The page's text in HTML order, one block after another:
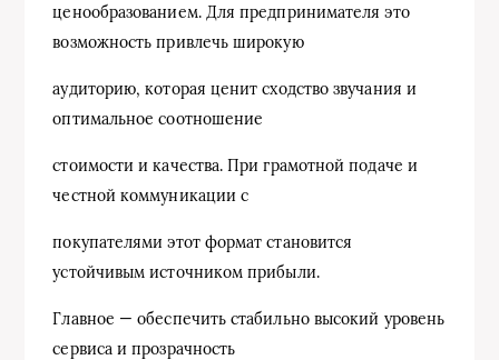
ценообразованием. Для предпринимателя это
возможность привлечь широкую
аудиторию, которая ценит сходство звучания и
оптимальное соотношение
стоимости и качества. При грамотной подаче и
честной коммуникации с
покупателями этот формат становится
устойчивым источником прибыли.
Главное — обеспечить стабильно высокий уровень
сервиса и прозрачность